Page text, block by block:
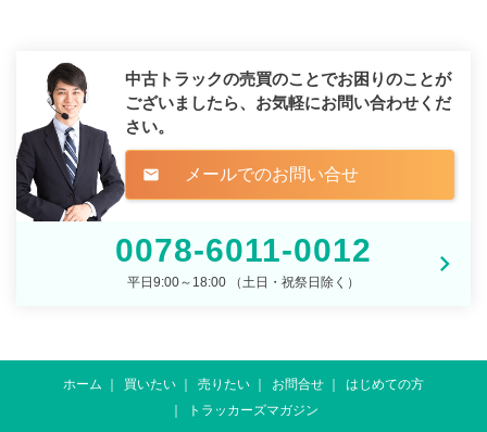
中古トラックの売買のことでお困りのことが
ございましたら、 お気軽にお問い合わせくだ
さい。
mail メールでのお問い合せ
0078-6011-0012
平日9:00～18:00 （土日・祝祭日除く）
ホーム 買いたい 売りたい お問合せ
はじめての方
トラッカーズマガジン